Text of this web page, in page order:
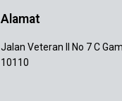
Alamat
Jalan Veteran II No 7 C
10110